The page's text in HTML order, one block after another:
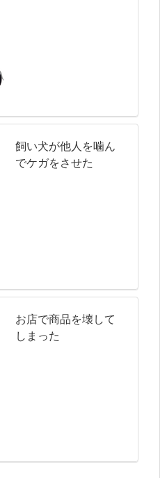
飼い犬が他人を噛ん
でケガをさせた
お店で商品を壊して
しまった